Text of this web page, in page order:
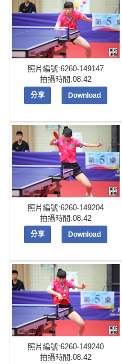
照片編號:6260-149147
拍攝時間:08:42
分享 Download
照片編號:6260-149204
拍攝時間:08:42
分享 Download
照片編號:6260-149240
拍攝時間:08:42